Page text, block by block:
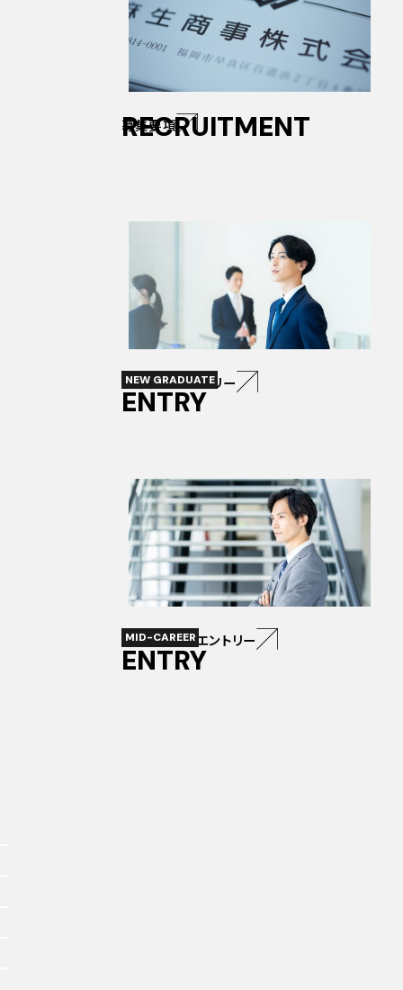
RECRUITMENT
募集要項
ENTRY
NEW GRADUATE
新卒採用エントリー
ENTRY
MID-CAREER
キャリア採用エントリー